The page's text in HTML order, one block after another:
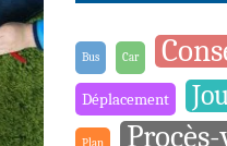
Bus Car
Déplacement
Plan